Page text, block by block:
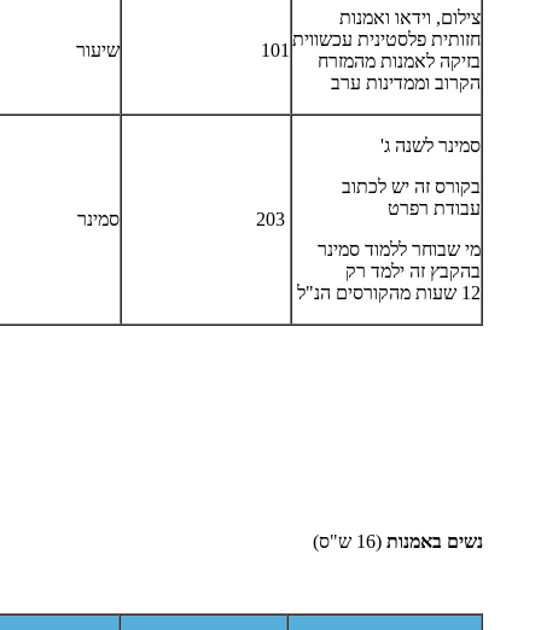
צילום, וידאו ואמנות
חזותית פלסטינית עכשווית
בזיקה לאמנות מהמזרח
הקרוב וממדינות ערב
101 שיעור
סמינר לשנה ג'
בקורס זה יש לכתוב
עבודת רפרט
מי שבוחר ללמוד סמינר
בהקבץ זה ילמד רק
12 שעות מהקורסים הנ"ל
סמינר
נשים באמנות (16 ש"ס)